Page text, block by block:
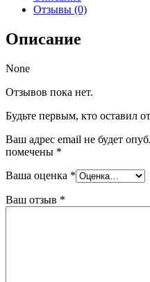
Отзывы (0)
Описание
None
Отзывов пока нет.
Будьте первым, кто оставил
Ваш адрес email не будет
помечены *
Ваша оценка *
Ваш отзыв *